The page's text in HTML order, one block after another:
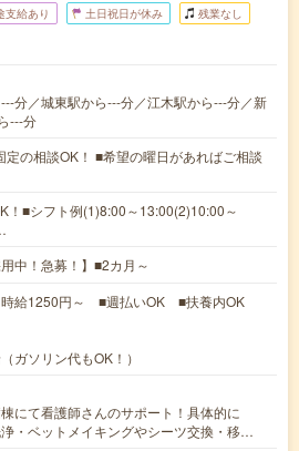
支給あり 土日祝日が休み 残業なし
分／城東駅から---分／江木駅から---分／新
---分
定の相談OK！ ■希望の曜日があればご相談
！■シフト例(1)8:00～13:00(2)10:00～
用中！急募！】■2カ月～
時給1250円～ ■週払いOK ■扶養内OK
ガソリン代もOK！）
にて看護師さんのサポート！具体的に
・ベットメイキングやシーツ交換・移…